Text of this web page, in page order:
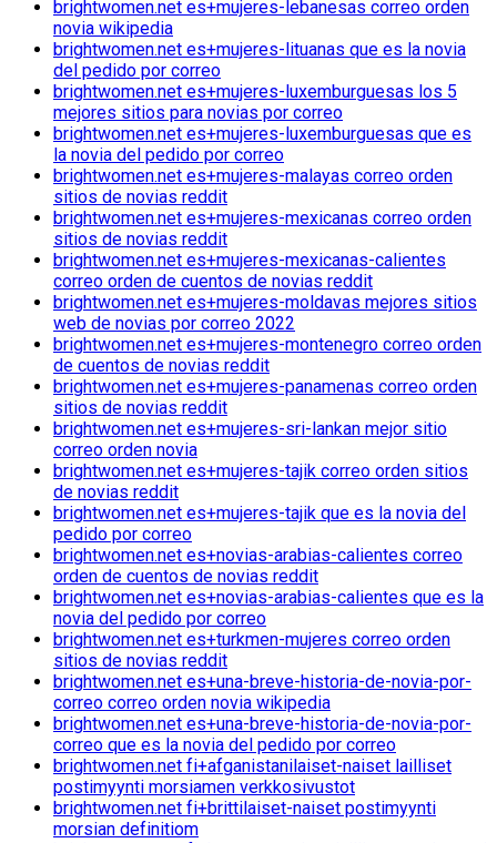
brightwomen.net es+mujeres-lebanesas correo orden
novia wikipedia
brightwomen.net es+mujeres-lituanas que es la novia
del pedido por correo
brightwomen.net es+mujeres-luxemburguesas los 5
mejores sitios para novias por correo
brightwomen.net es+mujeres-luxemburguesas que es
la novia del pedido por correo
brightwomen.net es+mujeres-malayas correo orden
sitios de novias reddit
brightwomen.net es+mujeres-mexicanas correo orden
sitios de novias reddit
brightwomen.net es+mujeres-mexicanas-calientes
correo orden de cuentos de novias reddit
brightwomen.net es+mujeres-moldavas mejores sitios
web de novias por correo 2022
brightwomen.net es+mujeres-montenegro correo orden
de cuentos de novias reddit
brightwomen.net es+mujeres-panamenas correo orden
sitios de novias reddit
brightwomen.net es+mujeres-sri-lankan mejor sitio
correo orden novia
brightwomen.net es+mujeres-tajik correo orden sitios
de novias reddit
brightwomen.net es+mujeres-tajik que es la novia del
pedido por correo
brightwomen.net es+novias-arabias-calientes correo
orden de cuentos de novias reddit
brightwomen.net es+novias-arabias-calientes que es la
novia del pedido por correo
brightwomen.net es+turkmen-mujeres correo orden
sitios de novias reddit
brightwomen.net es+una-breve-historia-de-novia-por-
correo correo orden novia wikipedia
brightwomen.net es+una-breve-historia-de-novia-por-
correo que es la novia del pedido por correo
brightwomen.net fi+afganistanilaiset-naiset lailliset
postimyynti morsiamen verkkosivustot
brightwomen.net fi+brittilaiset-naiset postimyynti
morsian definitiom